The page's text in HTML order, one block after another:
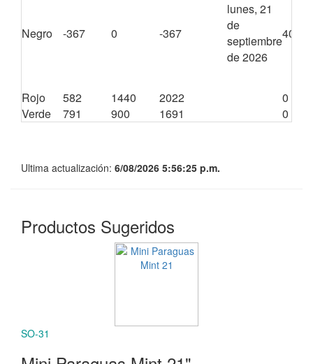
Negro -367 0 -367
lunes, 21
de
septiembre
de 2026
4020
Rojo 582 1440 2022
0
Verde
791 900 1691 0
Ultima actualización: 6/08/2026 5:56:25 p.m.
Productos Sugeridos
SO-31